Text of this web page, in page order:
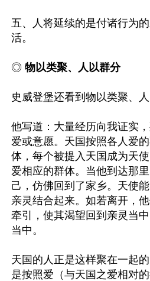
五、人将延续的是付诸行为
活。
◎ 物以类聚、人以群分
史威登堡还看到物以类聚、
他写道：大量经历向我证实
爱或意愿。天国按照各人爱
体，每个被提入天国成为天
爱相应的群体。当他到达那
己，仿佛回到了家乡。天使
亲灵结合起来。如若离开，
牵引，使其渴望回到亲灵当
当中。
天国的人正是这样聚在一起
是按照爱（与天国之爱相对